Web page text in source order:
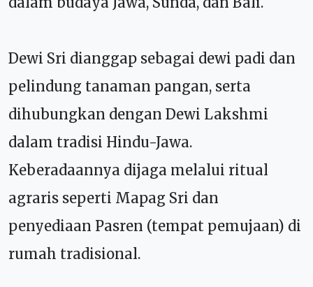
Dewi Sri dianggap sebagai dewi padi dan
pelindung tanaman pangan, serta
dihubungkan dengan Dewi Lakshmi
dalam tradisi Hindu-Jawa.
Keberadaannya dijaga melalui ritual
agraris seperti Mapag Sri dan
penyediaan Pasren (tempat pemujaan) di
rumah tradisional.